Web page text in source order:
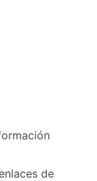
de